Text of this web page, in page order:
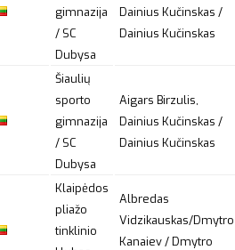
gimnazija
/ SC
Dubysa
Dainius Kučinskas /
Dainius Kučinskas
Šiaulių
sporto
gimnazija
/ SC
Dubysa
Aigars Birzulis,
Dainius Kučinskas /
Dainius Kučinskas
Klaipėdos
pliažo
tinklinio
Albredas
Vidzikauskas/Dmytro
Kanaiev / Dmytro